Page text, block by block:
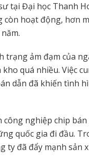
tại Đại học Thanh
hoạt động, hơn
trạng ảm đạm của
quá nhiều. Việc
dẫn đã khiến tình
công nghiệp chip
quốc gia đi đầu.
ty đã đẩy mạnh sản